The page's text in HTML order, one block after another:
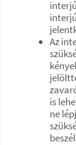
Az
is
ne